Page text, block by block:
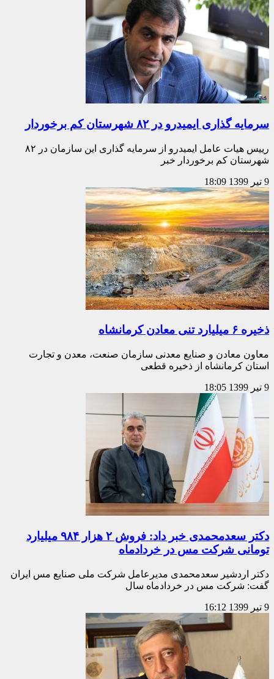
سرمایه گذاری ایمیدرو در ۸۲ شهرستان کم برخوردار
رییس هیات عامل ایمیدرو از سرمایه گذاری این سازمان در ۸۲
شهرستان کم برخوردار خبر
9 تیر 1399 18:09
ذخیره ۶ میلیارد تنی معادن کرمانشاه
معاون معادن و صنایع معدنی سازمان صنعت، معدن و تجارت
استان کرمانشاه از ذخیره قطعی
9 تیر 1399 18:05
دکتر سعدمحمدی خبر داد: فروش ۲ هزار ۹۸۴ میلیارد
تومانی شرکت مس در خردادماه
دکتر اردشیر سعدمحمدی مدیرعامل شرکت ملی صنایع مس ایران
گفت: شرکت مس در خردادماه سال
9 تیر 1399 16:12